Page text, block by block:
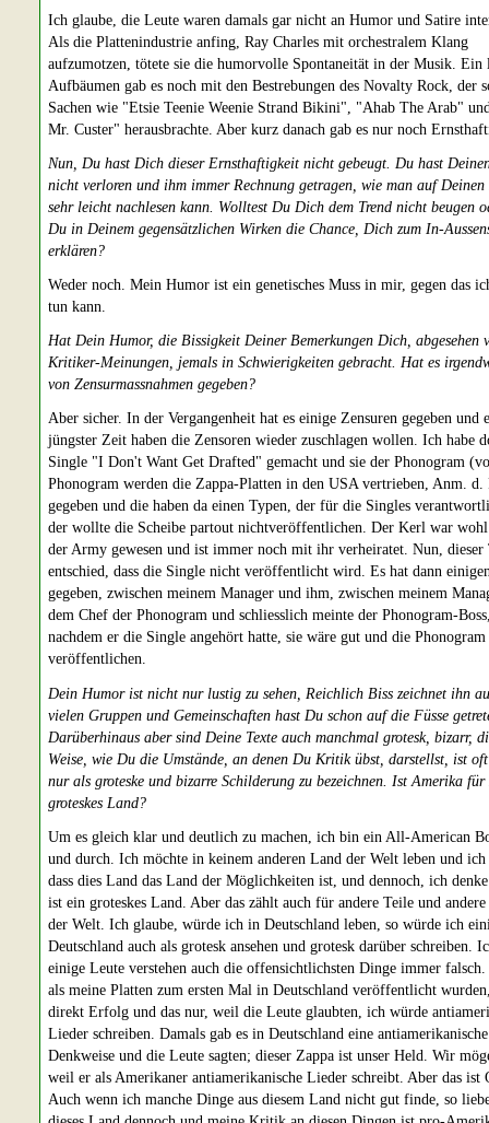
Ich glaube, die Leute waren damals gar nicht an Humor und Satire
Als die Plattenindustrie anfing, Ray Charles mit orchestralem Klang
aufzumotzen, tötete sie die humorvolle Spontaneität in der Musik. Ein
Aufbäumen gab es noch mit den Bestrebungen des Novalty Rock, der
Sachen wie "Etsie Teenie Weenie Strand Bikini", "Ahab The Arab"
Mr. Custer" herausbrachte. Aber kurz danach gab es nur noch
Nun, Du hast Dich dieser Ernsthaftigkeit nicht gebeugt. Du hast
nicht verloren und ihm immer Rechnung getragen, wie man auf
sehr leicht nachlesen kann. Wolltest Du Dich dem Trend nicht beugen
Du in Deinem gegensätzlichen Wirken die Chance, Dich zum In-
erklären?
Weder noch. Mein Humor ist ein genetisches Muss in mir, gegen das
tun kann.
Hat Dein Humor, die Bissigkeit Deiner Bemerkungen Dich, abgesehen
Kritiker-Meinungen, jemals in Schwierigkeiten gebracht. Hat es
von Zensurmassnahmen gegeben?
Aber sicher. In der Vergangenheit hat es einige Zensuren gegeben und
jüngster Zeit haben die Zensoren wieder zuschlagen wollen. Ich habe
Single "I Don't Want Get Drafted" gemacht und sie der Phonogram
Phonogram werden die Zappa-Platten in den USA vertrieben, Anm. d.
gegeben und die haben da einen Typen, der für die Singles
der wollte die Scheibe partout nichtveröffentlichen. Der Kerl war
der Army gewesen und ist immer noch mit ihr verheiratet. Nun, dieser
entschied, dass die Single nicht veröffentlicht wird. Es hat dann
gegeben, zwischen meinem Manager und ihm, zwischen meinem
dem Chef der Phonogram und schliesslich meinte der Phonogram-
nachdem er die Single angehört hatte, sie wäre gut und die
veröffentlichen.
Dein Humor ist nicht nur lustig zu sehen, Reichlich Biss zeichnet ihn
vielen Gruppen und Gemeinschaften hast Du schon auf die Füsse
Darüberhinaus aber sind Deine Texte auch manchmal grotesk, bizarr,
Weise, wie Du die Umstände, an denen Du Kritik übst, darstellst, ist
nur als groteske und bizarre Schilderung zu bezeichnen. Ist Amerika
groteskes Land?
Um es gleich klar und deutlich zu machen, ich bin ein All-American
und durch. Ich möchte in keinem anderen Land der Welt leben und ich
dass dies Land das Land der Möglichkeiten ist, und dennoch, ich
ist ein groteskes Land. Aber das zählt auch für andere Teile und
der Welt. Ich glaube, würde ich in Deutschland leben, so würde ich
Deutschland auch als grotesk ansehen und grotesk darüber schreiben.
einige Leute verstehen auch die offensichtlichsten Dinge immer
als meine Platten zum ersten Mal in Deutschland veröffentlicht
direkt Erfolg und das nur, weil die Leute glaubten, ich würde
Lieder schreiben. Damals gab es in Deutschland eine antiamerikanische
Denkweise und die Leute sagten; dieser Zappa ist unser Held. Wir
weil er als Amerikaner antiamerikanische Lieder schreibt. Aber das ist
Auch wenn ich manche Dinge aus diesem Land nicht gut finde, so